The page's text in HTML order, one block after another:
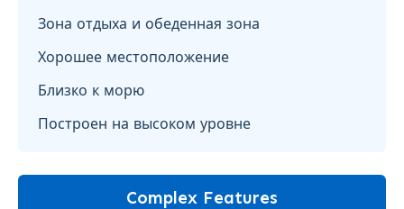
Зона отдыха и обеденная зона
Хорошее местоположение
Близко к морю
Построен на высоком уровне
Complex Features